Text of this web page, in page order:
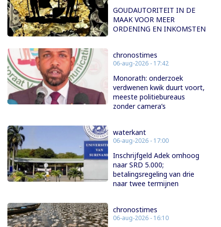
GOUDAUTORITEIT IN DE
MAAK VOOR MEER
ORDENING EN INKOMSTEN
chronostimes
06-aug-2026 - 17:42
Monorath: onderzoek
verdwenen kwik duurt voort,
meeste politiebureaus
zonder camera’s
waterkant
06-aug-2026 - 17:00
Inschrijfgeld Adek omhoog
naar SRD 5.000;
betalingsregeling van drie
naar twee termijnen
chronostimes
06-aug-2026 - 16:10